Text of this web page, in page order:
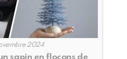
2024
sapin en flocons de